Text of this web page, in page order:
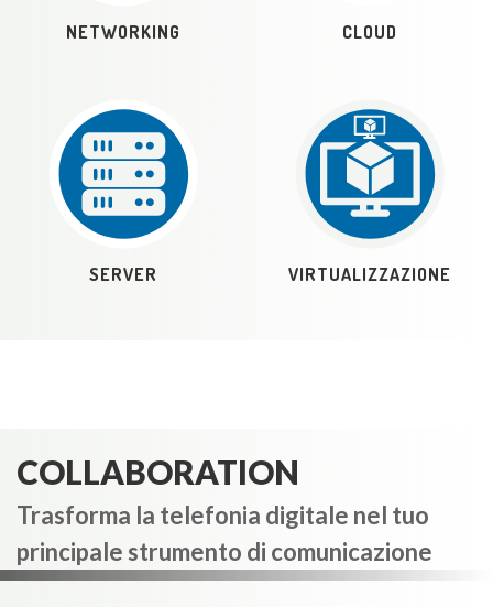
NETWORKING CLOUD
SERVER VIRTUALIZZAZIONE
COLLABORATION
Trasforma la telefonia digitale nel tuo
principale strumento di comunicazione